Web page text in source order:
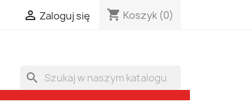
 Zaloguj się shopping_cart Koszyk (0)
search